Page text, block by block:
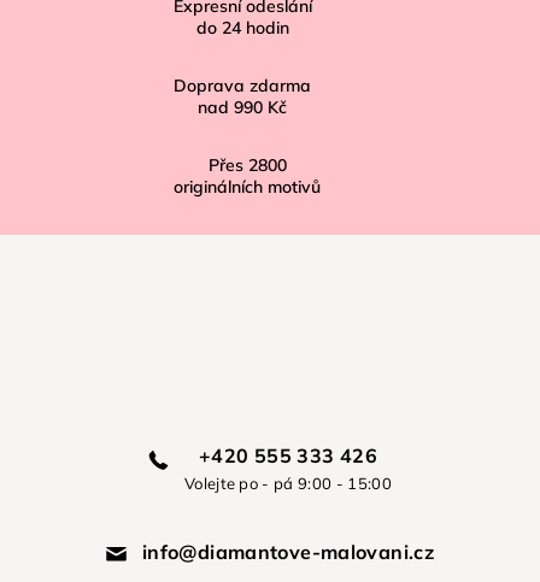
Expresní odeslání
do 24 hodin
Doprava zdarma
nad 990 Kč
Přes 2800
originálních motivů
+420 555 333 426
Volejte po - pá 9:00 - 15:00
info@diamantove-malovani.cz